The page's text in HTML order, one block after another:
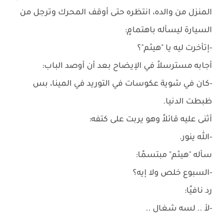
المنزل من والده، انتظره حتى أوقف المحرك وترجل من
السيارة ليسأله باهتمامٍ:
-إتأخرت ليه يا "هيثم"؟
أجابه مسترسلاً في الإيضاح بعد أن أوصد الباب:
-كان في شوية عكوسات في التوريد في المينا، بس
ظبطت الدنيا.
أثنى عليه قائلاً وهو يربت على كتفه:
-الله ينور.
سأله "هيثم" مبتسمًا:
-السبوع خلص ولا إيه؟
رد نافيًا:
-لأ .. لسه شغال ..